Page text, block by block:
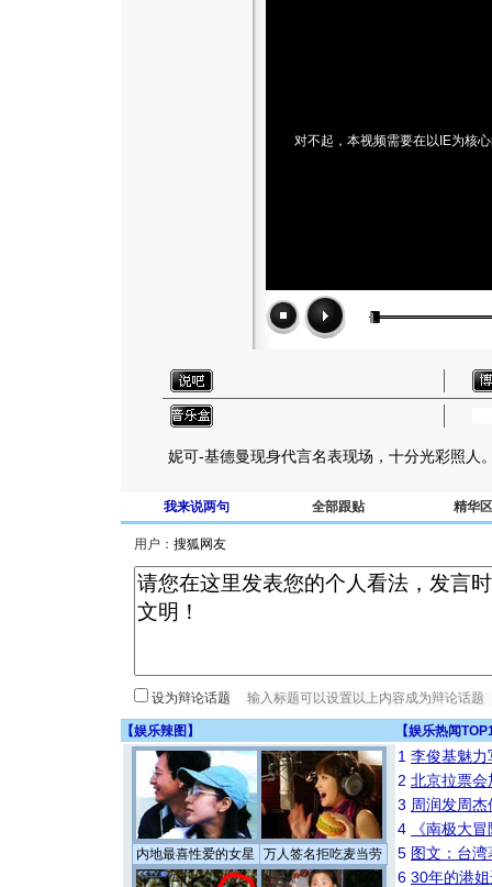
对不起，本视频需要在以IE为核
妮可-基德曼现身代言名表现场，十分光彩照人
我来说两句 全部跟贴 精华区
用户：
设为辩论话题
【娱乐辣图 】 【娱乐热闻
内地最喜性爱的女星 万人签名拒吃麦当劳
1 李俊基魅力
2 北京拉票
3 周润发周
4
《南极大
5 图文：台
6 30年的港